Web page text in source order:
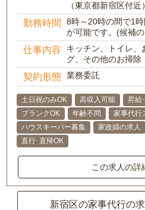
（東京都新宿区付近）
勤務時間
8時～20時の間で1
が可能です。(候補
仕事内容
キッチン、トイレ、
グ、その他のお掃除
契約形態 業務委託
土日祝のみOK 高収入可能 昇給
ブランクOK
年齢不問
家事代行
ハウスキーパー募集
家政婦の求人
直行･直帰OK
この求人の詳
新宿区の家事代行の